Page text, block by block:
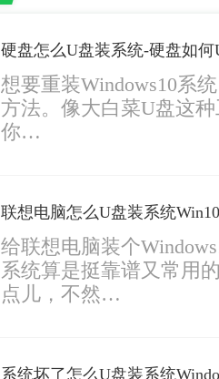
硬盘怎么U盘装系统-硬盘如何
想要重装Windows10系
方法。像大白菜U盘这
你…
给联想电脑装个
系统算是挺靠谱又常用
点儿，不然…